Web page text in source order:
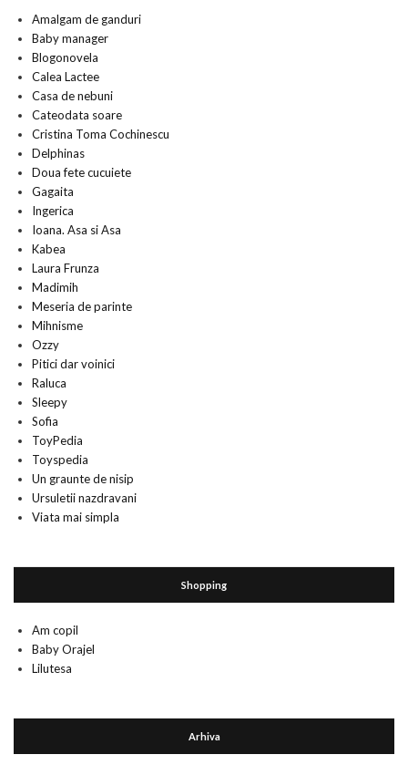
Amalgam de ganduri
Baby manager
Blogonovela
Calea Lactee
Casa de nebuni
Cateodata soare
Cristina Toma Cochinescu
Delphinas
Doua fete cucuiete
Gagaita
Ingerica
Ioana. Asa si Asa
Kabea
Laura Frunza
Madimih
Meseria de parinte
Mihnisme
Ozzy
Pitici dar voinici
Raluca
Sleepy
Sofia
ToyPedia
Toyspedia
Un graunte de nisip
Ursuletii nazdravani
Viata mai simpla
Shopping
Am copil
Baby Orajel
Lilutesa
Arhiva